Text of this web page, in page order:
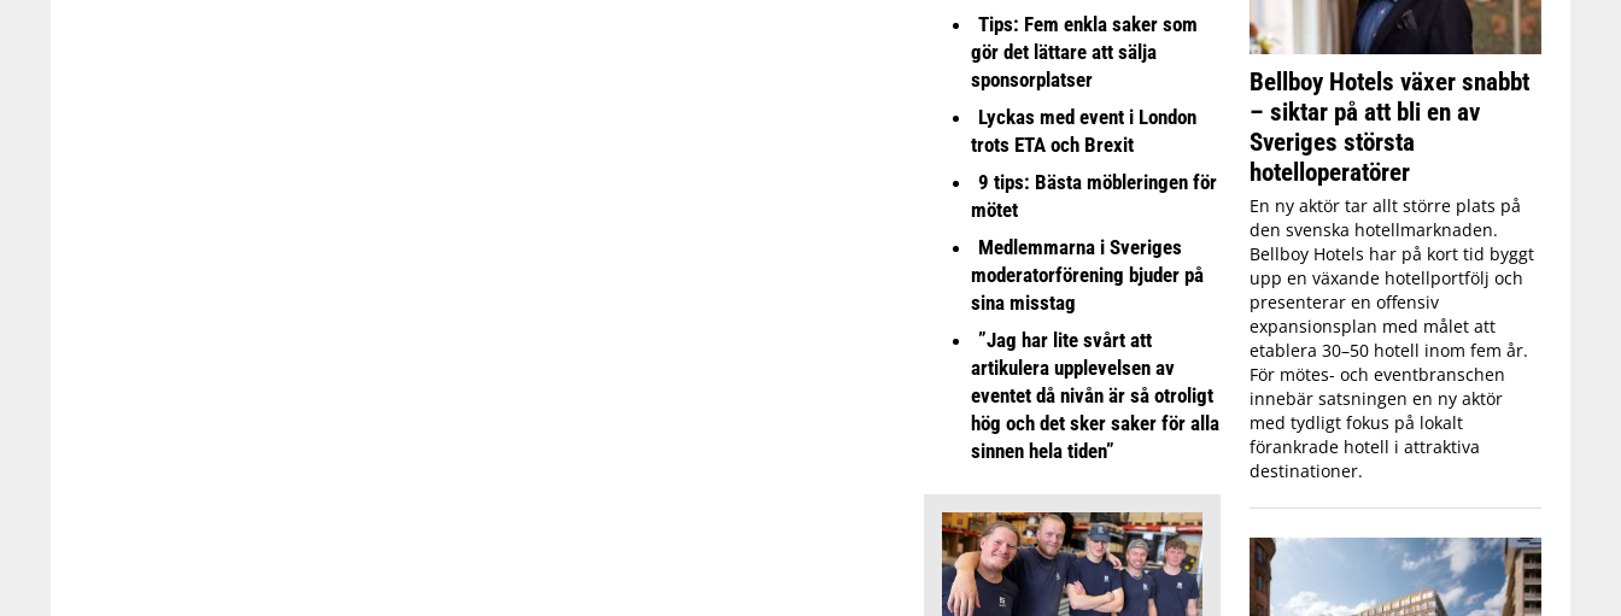
Tips: Fem enkla saker som
gör det lättare att sälja
sponsorplatser
Lyckas med event i London
trots ETA och Brexit
9 tips: Bästa möbleringen för
mötet
Medlemmarna i Sveriges
moderatorförening bjuder på
sina misstag
”Jag har lite svårt att
artikulera upplevelsen av
eventet då nivån är så otroligt
hög och det sker saker för alla
sinnen hela tiden”
Bellboy Hotels växer snabbt
– siktar på att bli en av
Sveriges största
hotelloperatörer
En ny aktör tar allt större plats på
den svenska hotellmarknaden.
Bellboy Hotels har på kort tid byggt
upp en växande hotellportfölj och
presenterar en offensiv
expansionsplan med målet att
etablera 30–50 hotell inom fem år.
För mötes- och eventbranschen
innebär satsningen en ny aktör
med tydligt fokus på lokalt
förankrade hotell i attraktiva
destinationer.